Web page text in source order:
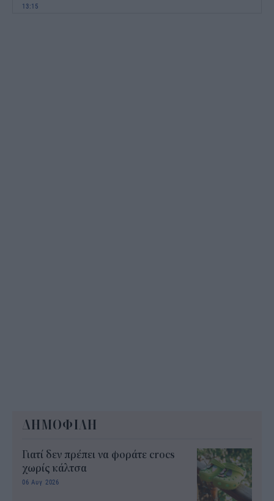
13:15
ΔΗΜΟΦΙΛΗ
Γιατί δεν πρέπει να φοράτε crocs
χωρίς κάλτσα
06 Αυγ 2026